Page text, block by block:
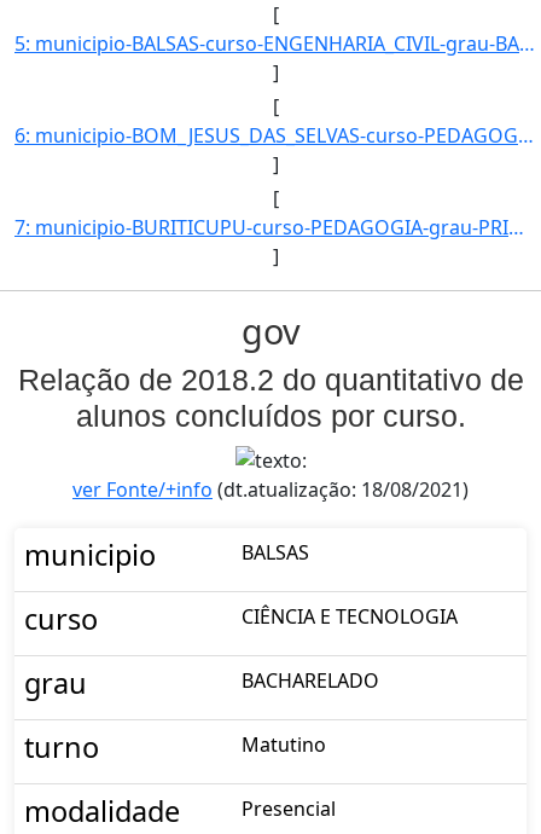
[
5: municipio-BALSAS-curso-ENGENHARIA_CIVIL-grau-BACHARELADO-turno-Matutino-modalidade-Presencial-nivel-]
]
[
6: municipio-BOM_JESUS_DAS_SELVAS-curso-PEDAGOGIA-grau-PRIMEIRA_LICENCIATURA-turno-Matutino_e_Vespertin]
]
[
7: municipio-BURITICUPU-curso-PEDAGOGIA-grau-PRIMEIRA_LICENCIATURA-turno-Matutino_e_Vespertino-modalida]
]
gov
Relação de 2018.2 do quantitativo de
alunos concluídos por curso.
ver Fonte/+info (dt.atualização: 18/08/2021)
municipio BALSAS
curso CIÊNCIA E TECNOLOGIA
grau BACHARELADO
turno Matutino
modalidade Presencial